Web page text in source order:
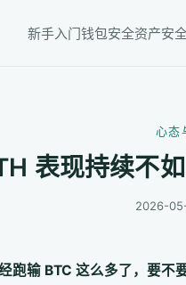
新手入门钱包安全资产安
心态
表现持续不
2026-
跑输 BTC 这么多了，要不